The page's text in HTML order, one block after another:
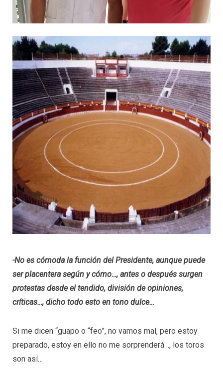
-No es cómoda la función del Presidente, aunque puede
ser placentera según y cómo…, antes o después surgen
protestas desde el tendido, división de opiniones,
críticas…, dicho todo esto en tono dulce…
Si me dicen “guapo o “feo”, no vamos mal, pero estoy
preparado, estoy en ello no me sorprenderá…, los toros
son así…